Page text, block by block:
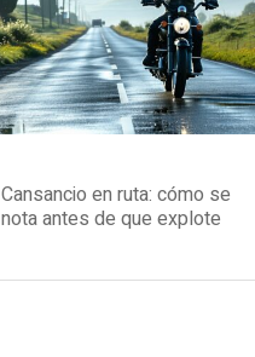
Cansancio en ruta: cómo se
nota antes de que explote